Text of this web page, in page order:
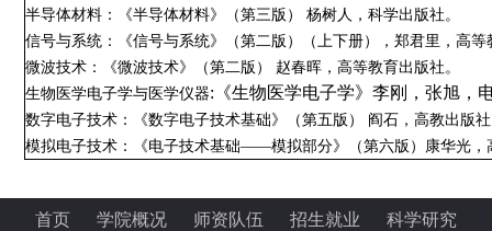
半导体材料：《半导体材料》（第三版）
杨树人，科学出版社。
信号与系统：《信号与系统》（第二版）（上下册），郑君里，高等
微波技术：《微波技术》（第二版）
赵春晖，高等教育出版社。
生物医学电子学与医学仪器:《生物医学电子学》李刚，张旭，
数字电子技术：《数字电子技术基础》（第五版）
阎石，高教出版
模拟电子技术：《电子技术基础——模拟部分》（第六版）康华光，
首页 学院概况 师资队伍 招生就业 科学研究